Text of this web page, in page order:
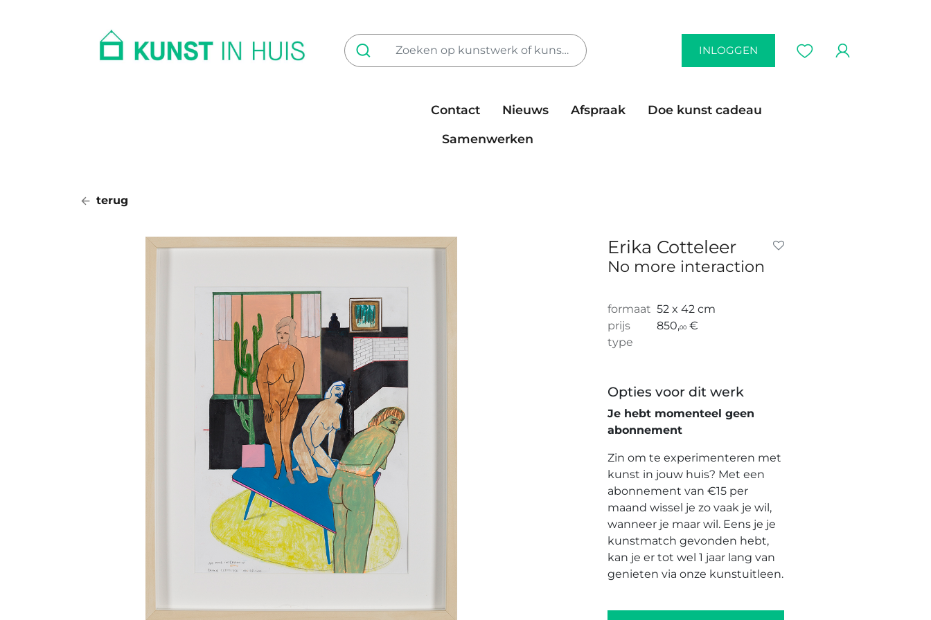
INLOGGEN
Contact Nieuws Afspraak
Doe kunst cadeau
Samenwerken
terug
Erika Cotteleer
No more interaction
formaat 52 x 42 cm
prijs
850,00 €
type
Opties voor dit werk
Je hebt momenteel geen
abonnement
Zin om te experimenteren met
kunst in jouw huis? Met een
abonnement van €15 per
maand wissel je zo vaak je wil,
wanneer je maar wil. Eens je je
kunstmatch gevonden hebt,
kan je er tot wel 1 jaar lang van
genieten via onze kunstuitleen.